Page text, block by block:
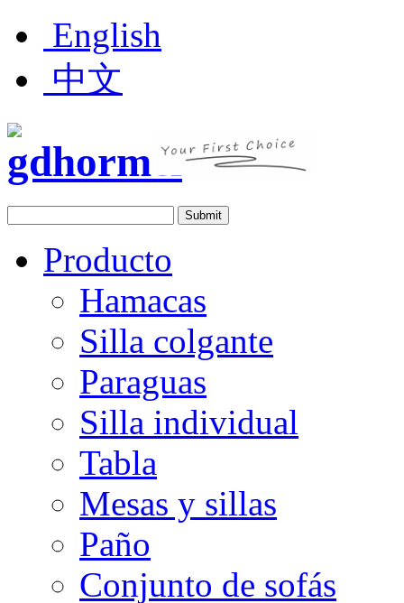
English
中文
Producto
Hamacas
Silla colgante
Paraguas
Silla individual
Tabla
Mesas y sillas
Paño
Conjunto de sofás